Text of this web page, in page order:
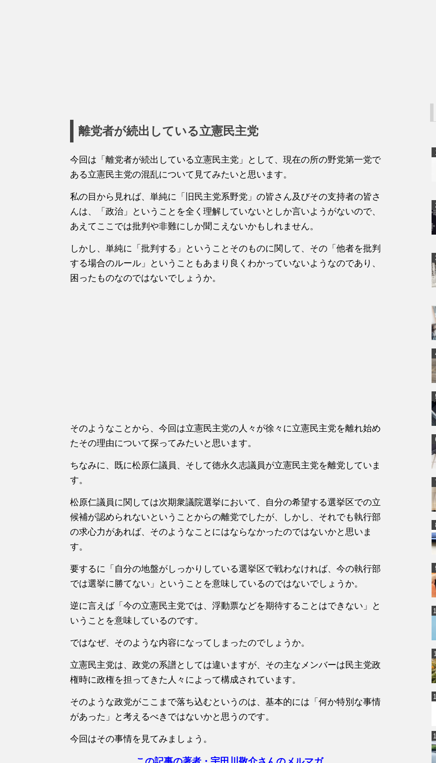
離党者が続出している立憲民主党
今回は「離党者が続出している立憲民主党」として、現在の所の野党第一党で
ある立憲民主党の混乱について見てみたいと思います。
私の目から見れば、単純に「旧民主党系野党」の皆さん及びその支持者の皆さ
んは、「政治」ということを全く理解していないとしか言いようがないので、
あえてここでは批判や非難にしか聞こえないかもしれません。
しかし、単純に「批判する」ということそのものに関して、その「他者を批判
する場合のルール」ということもあまり良くわかっていないようなのであり、
困ったものなのではないでしょうか。
そのようなことから、今回は立憲民主党の人々が徐々に立憲民主党を離れ始め
たその理由について探ってみたいと思います。
ちなみに、既に松原仁議員、そして徳永久志議員が立憲民主党を離党していま
す。
松原仁議員に関しては次期衆議院選挙において、自分の希望する選挙区での立
候補が認められないということからの離党でしたが、しかし、それでも執行部
の求心力があれば、そのようなことにはならなかったのではないかと思いま
す。
要するに「自分の地盤がしっかりしている選挙区で戦わなければ、今の執行部
では選挙に勝てない」ということを意味しているのではないでしょうか。
逆に言えば「今の立憲民主党では、浮動票などを期待することはできない」と
いうことを意味しているのです。
ではなぜ、そのような内容になってしまったのでしょうか。
立憲民主党は、政党の系譜としては違いますが、その主なメンバーは民主党政
権時に政権を担ってきた人々によって構成されています。
そのような政党がここまで落ち込むというのは、基本的には「何か特別な事情
があった」と考えるべきではないかと思うのです。
今回はその事情を見てみましょう。